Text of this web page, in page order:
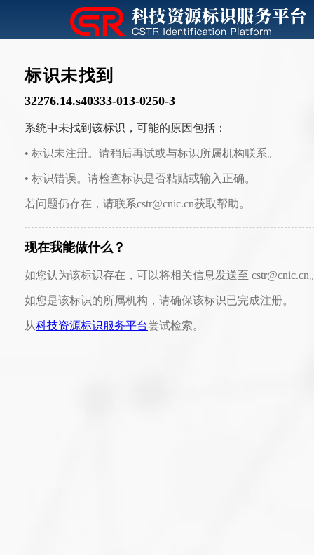
标识未找到
32276.14.s40333-013-0250-3
系统中未找到该标识，可能的原因包括：
• 标识未注册。请稍后再试或与标识所属机构联系。
• 标识错误。请检查标识是否粘贴或输入正确。
若问题仍存在，请联系cstr@cnic.cn获取帮助。
现在我能做什么？
如您认为该标识存在，可以将相关信息发送至 cstr@cnic.cn
如您是该标识的所属机构，请确保该标识已完成注册。
从科技资源标识服务平台尝试检索。